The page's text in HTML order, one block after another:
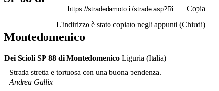
Copia
L'indirizzo è stato copiato negli appunti (Chiudi)
Montedomenico
Dei Scioli SP 88 di Montedomenico Liguria (Italia)
Strada stretta e tortuosa con una buona pendenza.
Andrea Gallix